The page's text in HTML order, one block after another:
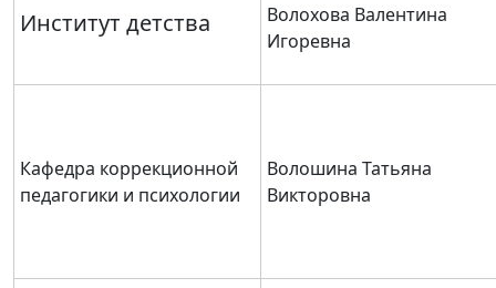
Институт детства
Волохова Валентина
Игоревна
Кафедра коррекционной
педагогики и психологии
Волошина Татьяна
Викторовна